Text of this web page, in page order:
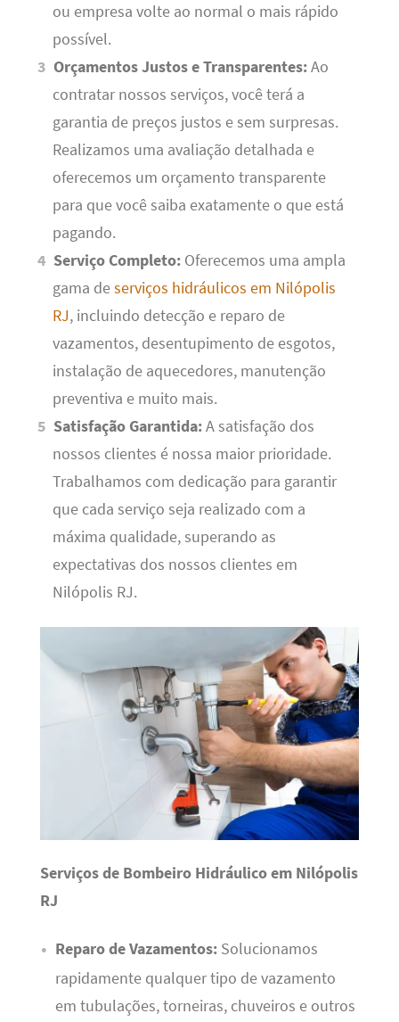
ou empresa volte ao normal o mais rápido
possível.
Orçamentos Justos e Transparentes:Ao
contratar nossos serviços, você terá a
garantia de preços justos e sem surpresas.
Realizamos uma avaliação detalhada e
oferecemos um orçamento transparente
para que você saiba exatamente o que está
pagando.
Serviço Completo: Oferecemos uma ampla
gama deserviços hidráulicos em Nilópolis
RJ, incluindo detecção e reparo de
vazamentos, desentupimento de esgotos,
instalação de aquecedores, manutenção
preventiva e muito mais.
Satisfação Garantida:A satisfação dos
nossos clientes é nossa maior prioridade.
Trabalhamos com dedicação para garantir
que cada serviço seja realizado com a
máxima qualidade, superando as
expectativas dos nossos clientes em
Nilópolis RJ.
Serviços de Bombeiro Hidráulico em Nilópolis
RJ
Reparo de Vazamentos:Solucionamos
rapidamente qualquer tipo de vazamento
em tubulações, torneiras, chuveiros e outros